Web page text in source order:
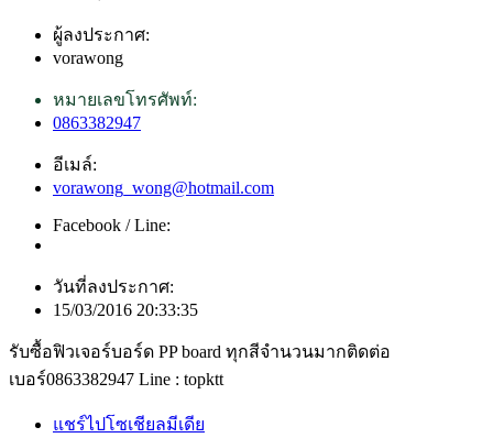
ผู้ลงประกาศ:
vorawong
หมายเลขโทรศัพท์:
0863382947
อีเมล์:
vorawong_wong@hotmail.com
Facebook / Line:
วันที่ลงประกาศ:
15/03/2016 20:33:35
รับซื้อฟิวเจอร์บอร์ด PP board ทุกสีจำนวนมากติดต่อ
เบอร์0863382947 Line : topktt
แชร์ไปโซเชียลมีเดีย